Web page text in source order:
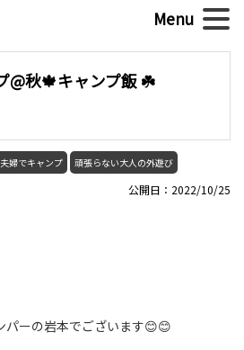
@秋🍁キャンプ飯 ☘️
夫婦でキャンプ 頑張らない大人の外遊び
公開日：2022/10/25
パーの岩本でございます😊😊